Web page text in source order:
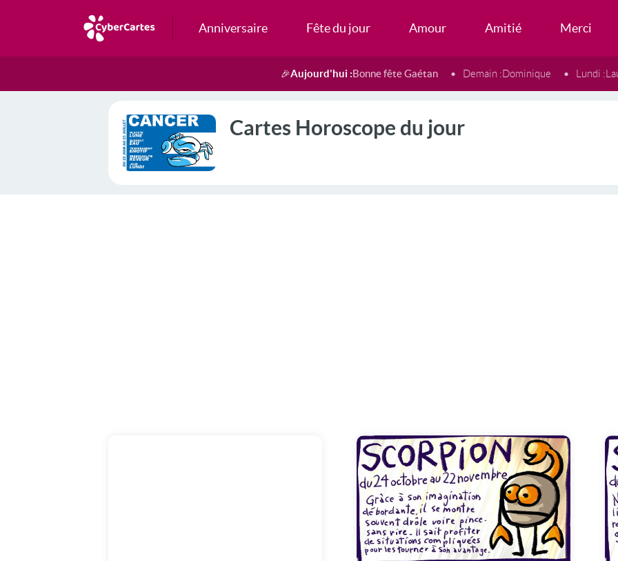
Anniversaire Fête du jour Amour Amitié Merci
🎉Aujourd'hui :Bonne fête Gaétan Demain :Dominique Lundi :
Cartes Horoscope du jour